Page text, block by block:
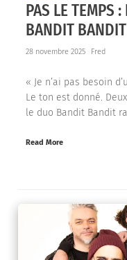
PAS LE TEMPS :
BANDIT BANDIT
28 novembre 2025 Fred
« Je n’ai pas besoin
Le ton est donné.
le duo Bandit Bandit
Read More